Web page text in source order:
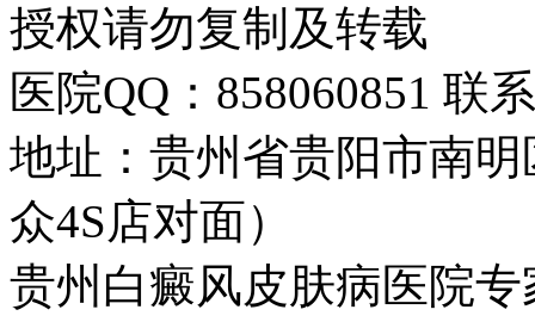
授权请勿复制及转载
医院QQ：858060851 联
地址：贵州省贵阳市南
众4S店对面）
贵州白癜风皮肤病医院